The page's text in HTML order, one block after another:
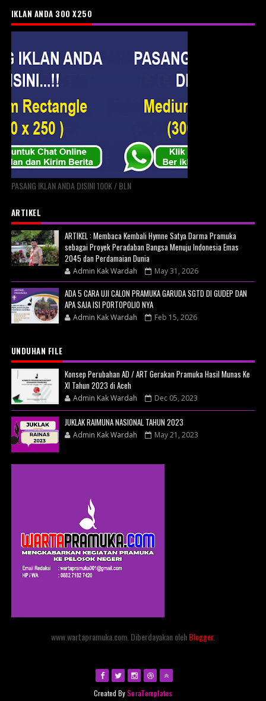
IKLAN ANDA 300 X250
PASANG IKLAN ANDA DISINI 100K / BLN
ARTIKEL
ARTIKEL : Membaca Kembali Hymne Satya Darma Pramuka
sebagai Proyek Peradaban Bangsa Menuju Indonesia Emas
2045 dan Perdamaian Dunia
Admin Kak Wardah May 31, 2026
ADA 5 CARA UJI CALON PRAMUKA GARUDA SGTD DI GUDEP DAN
APA SAJA ISI PORTOPOLIO NYA
Admin Kak Wardah Feb 15, 2026
UNDUHAN FILE
Konsep Perubahan AD / ART Gerakan Pramuka Hasil Munas Ke
XI Tahun 2023 di Aceh
Admin Kak Wardah Dec 05, 2023
JUKLAK RAIMUNA NASIONAL TAHUN 2023
Admin Kak Wardah May 21, 2023
www.wartapramuka.com. Diberdayakan olehBlogger.
Created BySoraTemplates